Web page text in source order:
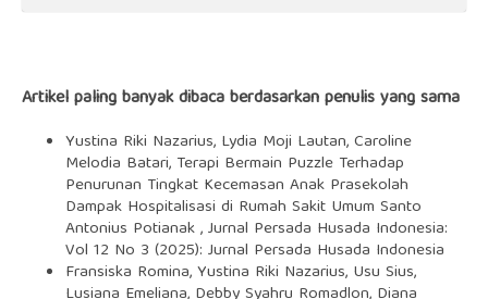
Artikel paling banyak dibaca berdasarkan penulis yang sama
Yustina Riki Nazarius, Lydia Moji Lautan, Caroline
Melodia Batari, Terapi Bermain Puzzle Terhadap
Penurunan Tingkat Kecemasan Anak Prasekolah
Dampak Hospitalisasi di Rumah Sakit Umum Santo
Antonius Potianak,Jurnal Persada Husada Indonesia:
Vol 12 No 3 (2025): Jurnal Persada Husada Indonesia
Fransiska Romina, Yustina Riki Nazarius, Usu Sius,